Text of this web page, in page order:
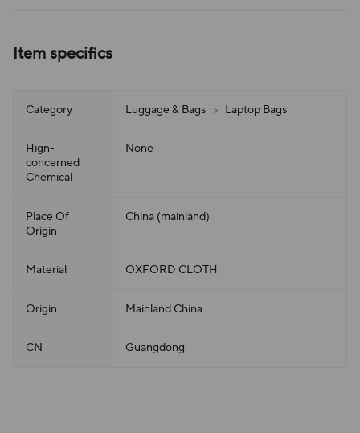
Item specifics
Category Luggage & Bags > Laptop Bags
Hign-
concerned
Chemical
None
Place Of
Origin
China (mainland)
Material OXFORD CLOTH
Origin Mainland China
CN Guangdong